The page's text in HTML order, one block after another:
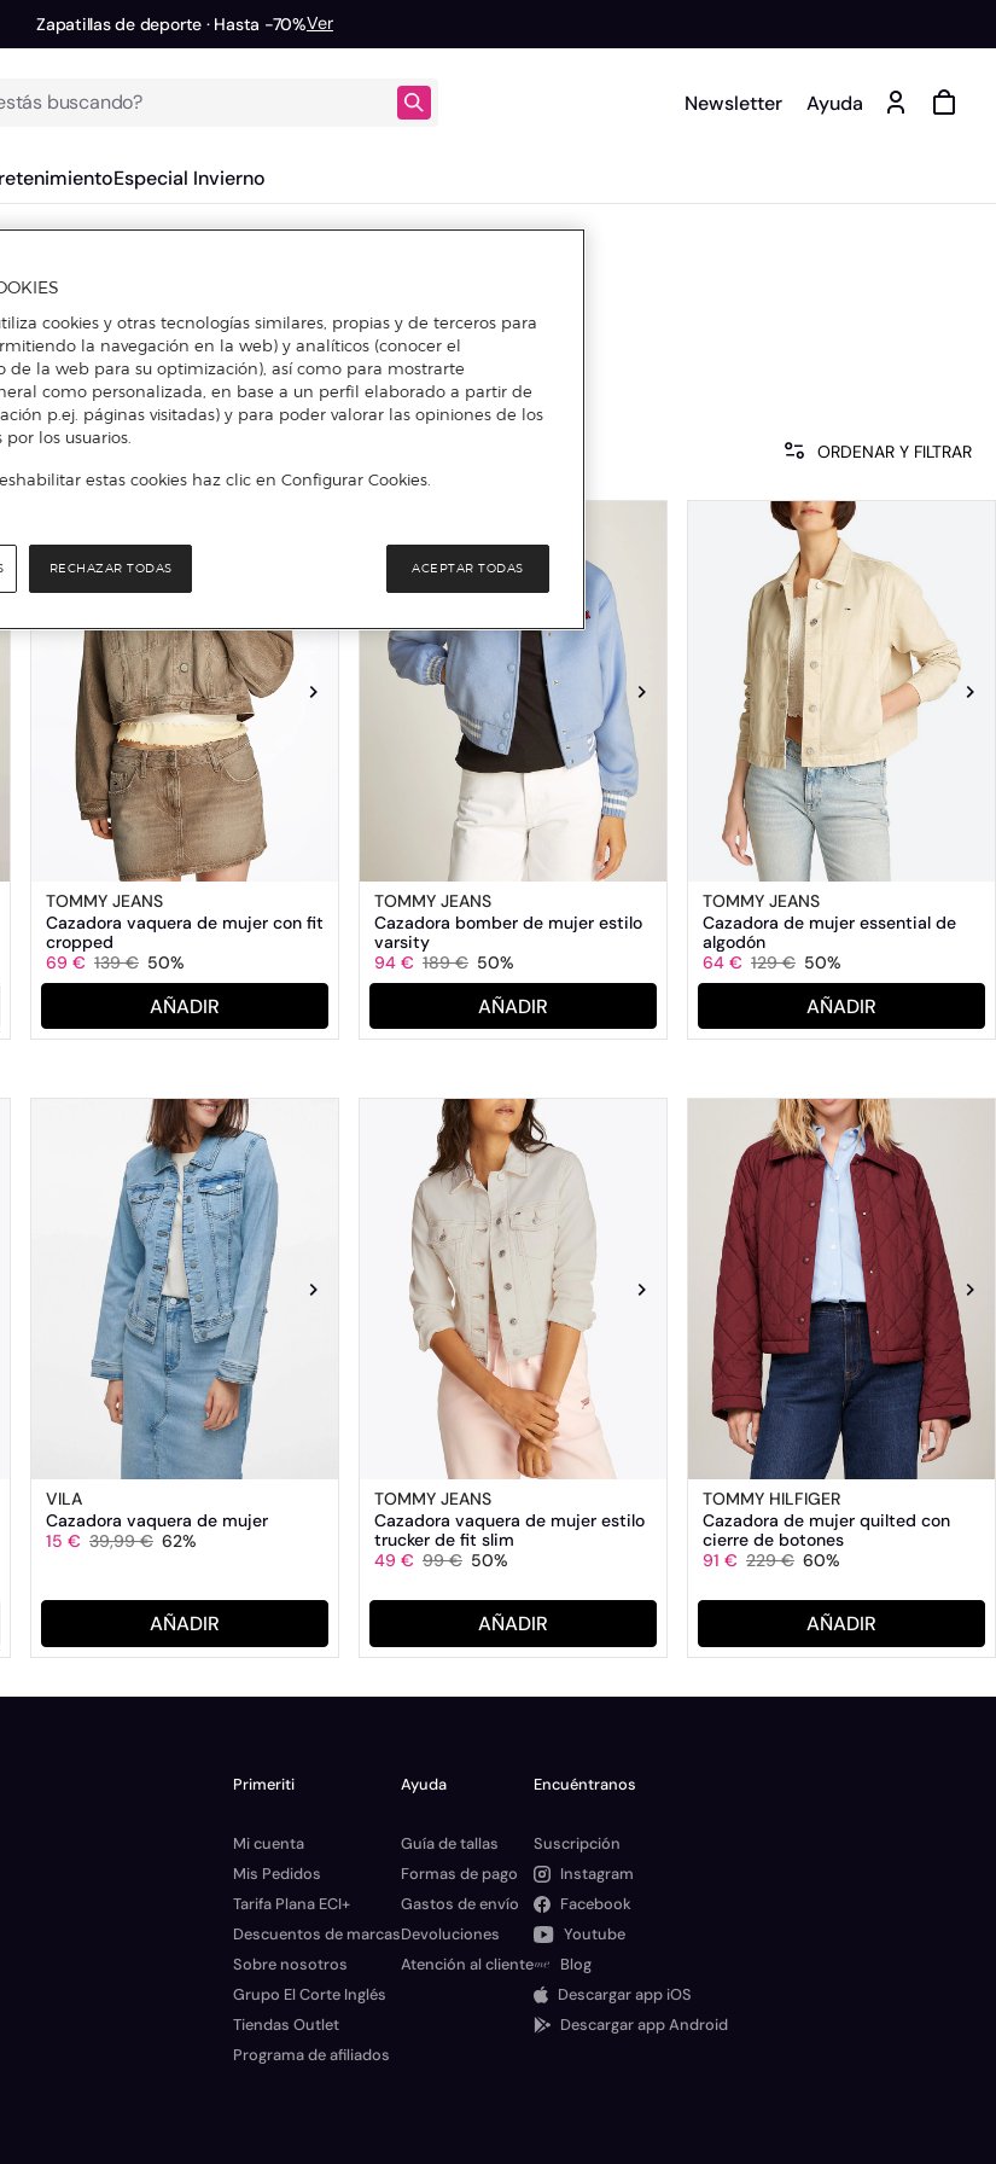
Zapatillas de deporte · Hasta -70%Ver
buscando? Newsletter Ayuda
Especial Invierno
ORDENAR Y FILTRAR
TOMMY JEANS
Cazadora vaquera de mujer con fit
cropped
69 € 139 € 50%
AÑADIR
TOMMY JEANS
Cazadora bomber de mujer estilo
varsity
94 € 189 € 50%
AÑADIR
TOMMY JEANS
Cazadora de mujer essential de
algodón
64 € 129 € 50%
AÑADIR
VILA
Cazadora vaquera de mujer
15 € 39,99 € 62%
AÑADIR
TOMMY JEANS
Cazadora vaquera de mujer estilo
trucker de fit slim
49 € 99 € 50%
AÑADIR
TOMMY HILFIGER
Cazadora de mujer quilted con
cierre de botones
91 € 229 € 60%
AÑADIR
Primeriti
Mi cuenta
Mis Pedidos
Tarifa Plana ECI+
Descuentos de marcas
Sobre nosotros
Grupo El Corte Inglés
Tiendas Outlet
Programa de afiliados
Ayuda
Guía de tallas
Formas de pago
Gastos de envío
Devoluciones
Atención al cliente
Encuéntranos
Suscripción
Instagram
Facebook
Youtube
Blog
Descargar app iOS
Descargar app Android
cookies y otras tecnologías similares, propias y de terceros para
la navegación en la web) y analíticos (conocer el
de la web para su optimización), así como para mostrarte
como personalizada, en base a un perfil elaborado a partir de
p.ej. páginas visitadas) y para poder valorar las opiniones de los
los usuarios.
estas cookies haz clic en Configurar Cookies.
RECHAZAR TODAS ACEPTAR TODAS